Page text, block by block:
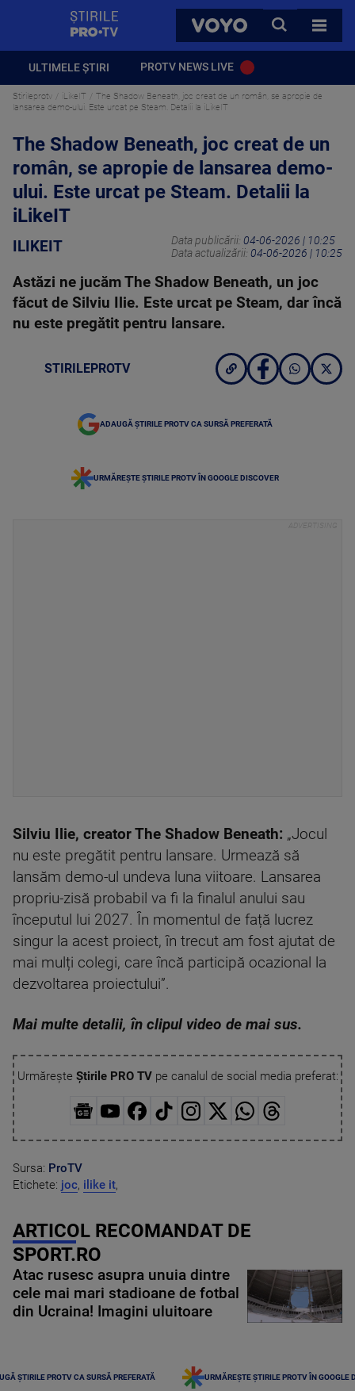
VOYO
CAUTA
TOATE
ULTIMELE ȘTIRI PROTV NEWS LIVE
Stirileprotv iLikeIT
The Shadow Beneath, joc creat de un român, se apropie de
lansarea demo-ului. Este urcat pe Steam. Detalii la iLikeIT
The Shadow Beneath, joc creat de un
român, se apropie de lansarea demo-
ului. Este urcat pe Steam. Detalii la
iLikeIT
ILIKEIT Data publicării: 04-06-2026 | 10:25
Data actualizării: 04-06-2026 | 10:25
Astăzi ne jucăm The Shadow Beneath, un joc
făcut de Silviu Ilie. Este urcat pe Steam, dar încă
nu este pregătit pentru lansare.
STIRILEPROTV
ADAUGĂ ȘTIRILE PROTV CA SURSĂ PREFERATĂ
URMĂREȘTE ȘTIRILE PROTV ÎN GOOGLE DISCOVER
Silviu Ilie, creator The Shadow Beneath: „Jocul
nu este pregătit pentru lansare. Urmează să
lansăm demo-ul undeva luna viitoare. Lansarea
propriu-zisă probabil va fi la finalul anului sau
începutul lui 2027. În momentul de față lucrez
singur la acest proiect, în trecut am fost ajutat de
mai mulți colegi, care încă participă ocazional la
dezvoltarea proiectului”.
Mai multe detalii, în clipul video de mai sus.
Urmărește Știrile PRO TVpe canalul de social media preferat:
Sursa: ProTV
Etichete: joc, ilike it,
ARTICOL RECOMANDAT DE
SPORT.RO
Atac rusesc asupra unuia dintre
cele mai mari stadioane de fotbal
din Ucraina! Imagini uluitoare
ȘTIRILE PROTV CA SURSĂ PREFERATĂ URMĂREȘTE ȘTIRILE PROTV ÎN GOOGLE